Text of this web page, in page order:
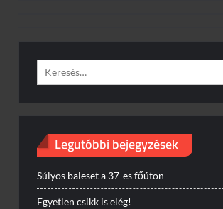
Legutóbbi bejegyzések
Súlyos baleset a 37-es főúton
Egyetlen csikk is elég!